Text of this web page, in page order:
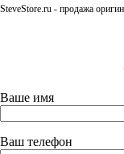
SteveStore.ru - продажа
Ваше имя
Ваш телефон